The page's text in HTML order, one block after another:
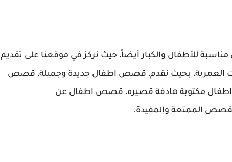
للأطفال والكبار أيضاً، حيث نركز في موقعنا على تقديم
العمرية، بحيث نقدم، قصص اطفال جديدة وجميلة، قصص
مكتوبة هادفة قصيره، قصص اطفال عن
الممتعة والمفيدة.